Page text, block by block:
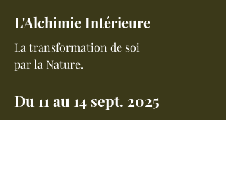
L'Alchimie Intérieure
La transformation de soi
par la Nature.
Du 11 au 14 sept. 2025